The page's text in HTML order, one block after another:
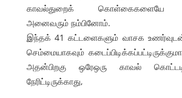
காவல்துறைக் கொள்கைகளையே
அனைவரும் நம்பினோம்.
இந்தக் 41 கட்டளைகளும் வாசக உணர்வுடன்
செம்மையாகவும்
அதன்பிறகு ஒரேஒரு காவல்
நேரிட்டிருக்காது,